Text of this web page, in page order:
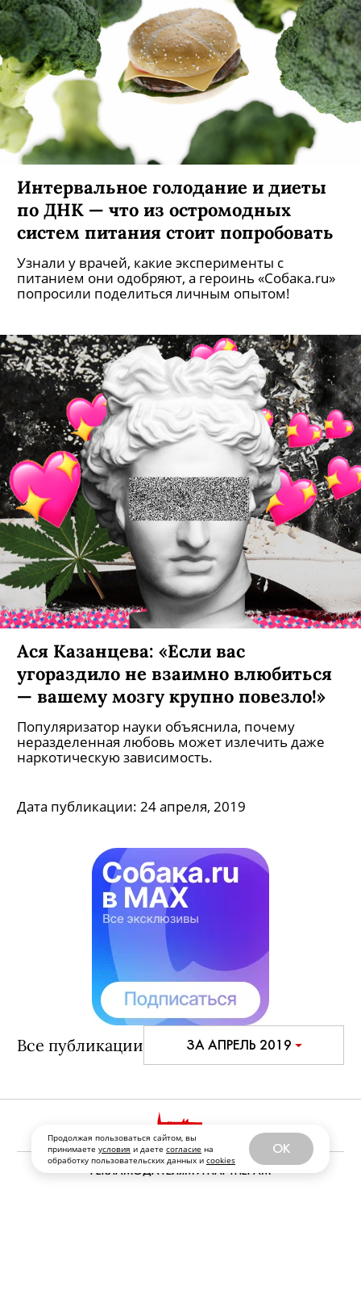
Продолжая пользоваться сайтом, вы
принимаете условия и даете согласие на
обработку пользовательских данных и cookies
OK
Интервальное голодание и диеты
по ДНК — что из остромодных
систем питания стоит попробовать
Узнали у врачей, какие эксперименты с
питанием они одобряют, а героинь «Собака.ru»
попросили поделиться личным опытом!
Ася Казанцева: «Если вас
угораздило не взаимно влюбиться
— вашему мозгу крупно повезло!»
Популяризатор науки объяснила, почему
неразделенная любовь может излечить даже
наркотическую зависимость.
Дата публикации: 24 апреля, 2019
Все публикации ЗА АПРЕЛЬ 2019
РЕКЛАМОДАТЕЛЯМ И ПАРТНЕРАМ